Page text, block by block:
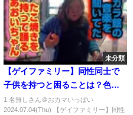
未分類
【ゲイファミリー】同性同士で
子供を持つと困ることは？色々
質問してみた【2人ぱぱ】【2人
まま】
1:名無しさん＠おカマいっぱい
2024.07.04(Thu) 【ゲイファミリー】同性